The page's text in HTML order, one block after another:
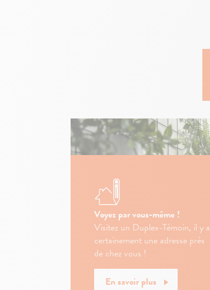
Voyez par vous-même !
Visitez un Duplex-Témoin, il y a
certainement une adresse près
de chez vous !
En savoir plus